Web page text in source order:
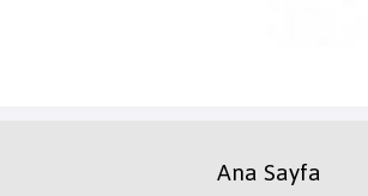
Ana Sayfa